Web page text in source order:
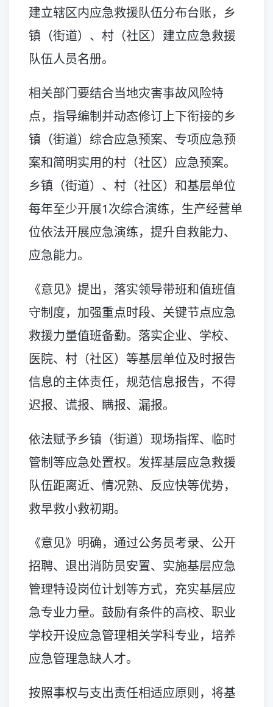
建立辖区内应急救援队伍分布台账，乡
镇（街道）、村（社区）建立应急救援
队伍人员名册。
相关部门要结合当地灾害事故风险特
点，指导编制并动态修订上下衔接的乡
镇（街道）综合应急预案、专项应急预
案和简明实用的村（社区）应急预案。
乡镇（街道）、村（社区）和基层单位
每年至少开展1次综合演练，生产经营单
位依法开展应急演练，提升自救能力、
应急能力。
《意见》提出，落实领导带班和值班值
守制度，加强重点时段、关键节点应急
救援力量值班备勤。落实企业、学校、
医院、村（社区）等基层单位及时报告
信息的主体责任，规范信息报告，不得
迟报、谎报、瞒报、漏报。
依法赋予乡镇（街道）现场指挥、临时
管制等应急处置权。发挥基层应急救援
队伍距离近、情况熟、反应快等优势，
救早救小救初期。
《意见》明确，通过公务员考录、公开
招聘、退出消防员安置、实施基层应急
管理特设岗位计划等方式，充实基层应
急专业力量。鼓励有条件的高校、职业
学校开设应急管理相关学科专业，培养
应急管理急缺人才。
按照事权与支出责任相适应原则，将基